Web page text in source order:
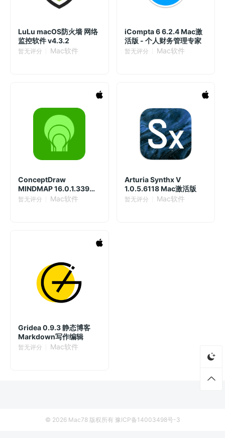
LuLu macOS防火墙 网络
监控软件 v4.3.2
暂无评分 Mac软件
iCompta 6 6.2.4 Mac激
活版 - 个人财务管理专家
暂无评分 Mac软件
ConceptDraw
MINDMAP 16.0.1.339
Mac激活版
暂无评分 Mac软件
Arturia Synthx V
1.0.5.6118 Mac激活版
暂无评分 Mac软件
Gridea 0.9.3 静态博客
Markdown写作编辑
暂无评分 Mac软件
© 2026 Mac78版权所有 豫ICP备14003498号-3